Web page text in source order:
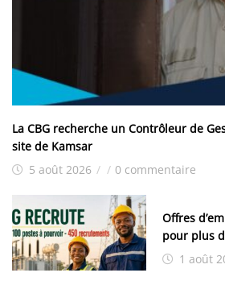
La CBG recherche un Contrôleur de
site de Kamsar
5 août 2026 / / 0 commentaire
Offres
pour plus
1 août